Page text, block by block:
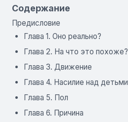
Содержание
Предисловие
Глава 1. Оно реально?
Глава 2. На что это похоже?
Глава 3. Движение
Глава 4. Насилие над детьми
Глава 5. Пол
Глава 6. Причина